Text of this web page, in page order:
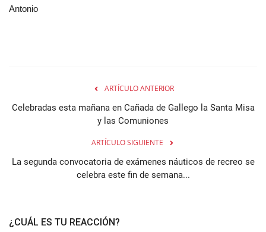
Antonio
ARTÍCULO ANTERIOR
Celebradas esta mañana en Cañada de Gallego la Santa Misa
y las Comuniones
ARTÍCULO SIGUIENTE
La segunda convocatoria de exámenes náuticos de recreo se
celebra este fin de semana...
¿CUÁL ES TU REACCIÓN?